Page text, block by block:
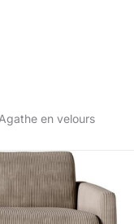
en velours